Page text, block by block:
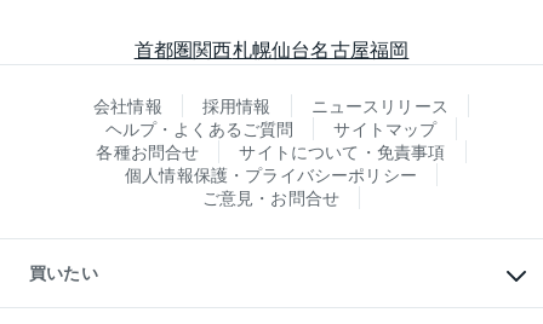
首都圏関西札幌仙台名古屋福岡
会社情報 採用情報
ニュースリリース
ヘルプ・よくあるご質問
サイトマップ
各種お問合せ
サイトについて・免責事項
個人情報保護・プライバシーポリシー
ご意見・お問合せ
買いたい